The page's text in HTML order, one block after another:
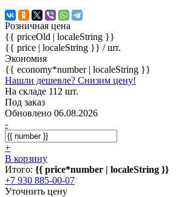
Розничная цена
{{ priceOld | localeString }}
{{ price | localeString }} / шт.
Экономия
{{ economy*number | localeString }}
Нашли дешевле? Снизим цену!
На складе 112 шт.
Под заказ
Обновлено 06.08.2026
-
+
В корзину
Итого: {{ price*number | localeString }}
+7 930 885-00-07
Уточнить цену